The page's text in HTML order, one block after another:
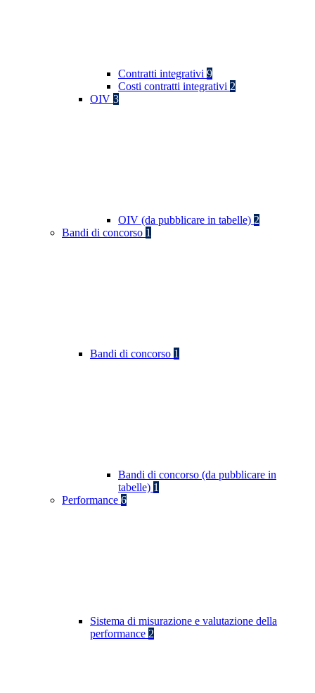
Contratti integrativi 9
Costi contratti integrativi 2
OIV 3
OIV (da pubblicare in tabelle) 2
Bandi di concorso 1
Bandi di concorso 1
Bandi di concorso (da pubblicare in
tabelle) 1
Performance 6
Sistema di misurazione e valutazione della
performance 2